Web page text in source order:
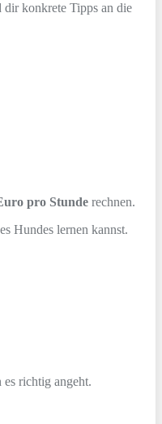
dir konkrete Tipps an die
pro Stunde rechnen.
Hundes lernen kannst.
richtig angeht.